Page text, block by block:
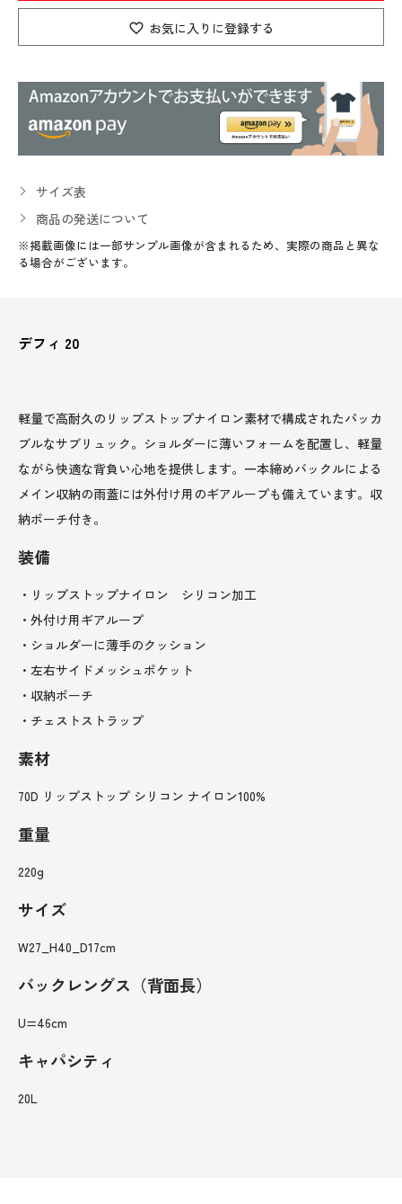
お気に入りに登録する
サイズ表
商品の発送について
※掲載画像には一部サンプル画像が含まれるため、実際の商品と異な
る場合がございます。
デフィ 20
軽量で高耐久のリップストップナイロン素材で構成されたパッカ
ブルなサブリュック。ショルダーに薄いフォームを配置し、軽量
ながら快適な背負い心地を提供します。一本締めバックルによる
メイン収納の雨蓋には外付け用のギアループも備えています。収
納ポーチ付き。
装備
・リップストップナイロン シリコン加工
・外付け用ギアループ
・ショルダーに薄手のクッション
・左右サイドメッシュポケット
・収納ポーチ
・チェストストラップ
素材
70D リップストップ シリコン ナイロン100%
重量
220g
サイズ
W27_H40_D17cm
バックレングス（背面長）
U=46cm
キャパシティ
20L